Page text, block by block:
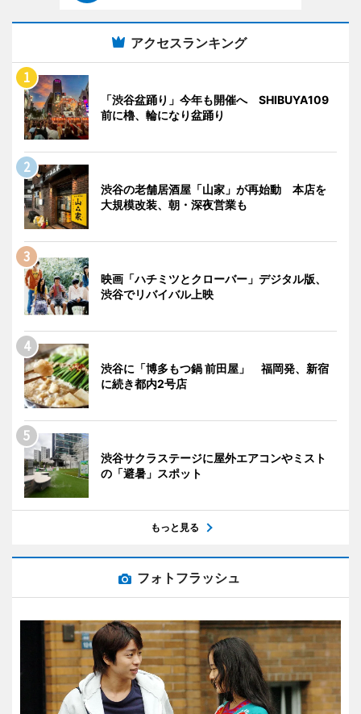
アクセスランキング
「渋谷盆踊り」今年も開催へ SHIBUYA109
前に櫓、輪になり盆踊り
渋谷の老舗居酒屋「山家」が再始動 本店を
大規模改装、朝・深夜営業も
映画「ハチミツとクローバー」デジタル版、
渋谷でリバイバル上映
渋谷に「博多もつ鍋 前田屋」 福岡発、新宿
に続き都内2号店
渋谷サクラステージに屋外エアコンやミスト
の「避暑」スポット
もっと見る
フォトフラッシュ